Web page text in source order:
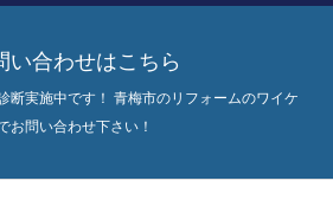
い合わせはこちら
断実施中です！ 青梅市のリフォームのワイケ
お問い合わせ下さい！